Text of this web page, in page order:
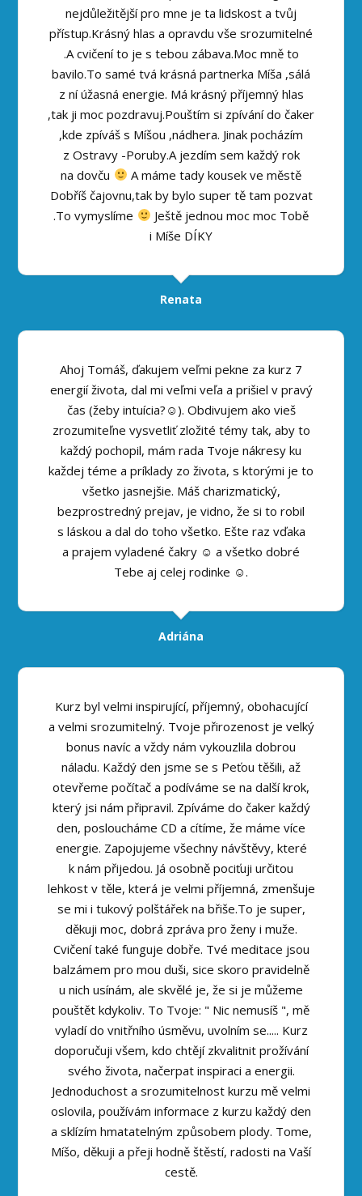
nejdůležitější pro mne je ta lidskost a tvůj
přístup.Krásný hlas a opravdu vše srozumitelné
.A cvičení to je s tebou zábava.Moc mně to
bavilo.To samé tvá krásná partnerka Míša ,sálá
z ní úžasná energie. Má krásný příjemný hlas
,tak ji moc pozdravuj.Pouštím si zpívání do čaker
,kde zpíváš s Míšou ,nádhera. Jinak pocházím
z Ostravy -Poruby.A jezdím sem každý rok
na dovču
A máme tady kousek ve městě
Dobříš čajovnu,tak by bylo super tě tam pozvat
.To vymyslíme
Ještě jednou moc moc Tobě
i Míše DÍKY
Renata
Ahoj Tomáš, ďakujem veľmi pekne za kurz 7
energií života, dal mi veľmi veľa a prišiel v pravý
čas (žeby intuícia?☺). Obdivujem ako vieš
zrozumiteľne vysvetliť zložité témy tak, aby to
každý pochopil, mám rada Tvoje nákresy ku
každej téme a príklady zo života, s ktorými je to
všetko jasnejšie. Máš charizmatický,
bezprostredný prejav, je vidno, že si to robil
s láskou a dal do toho všetko. Ešte raz vďaka
a prajem vyladené čakry ☺ a všetko dobré
Tebe aj celej rodinke ☺.
Adriána
Kurz byl velmi inspirující, příjemný, obohacující
a velmi srozumitelný. Tvoje přirozenost je velký
bonus navíc a vždy nám vykouzlila dobrou
náladu. Každý den jsme se s Peťou těšili, až
otevřeme počítač a podíváme se na další krok,
který jsi nám připravil. Zpíváme do čaker každý
den, posloucháme CD a cítíme, že máme více
energie. Zapojujeme všechny návštěvy, které
k nám přijedou. Já osobně pociťuji určitou
lehkost v těle, která je velmi příjemná, zmenšuje
se mi i tukový polštářek na břiše.To je super,
děkuji moc, dobrá zpráva pro ženy i muže.
Cvičení také funguje dobře. Tvé meditace jsou
balzámem pro mou duši, sice skoro pravidelně
u nich usínám, ale skvělé je, že si je můžeme
pouštět kdykoliv. To Tvoje: " Nic nemusíš ", mě
vyladí do vnitřního úsměvu, uvolním se..... Kurz
doporučuji všem, kdo chtějí zkvalitnit prožívání
svého života, načerpat inspiraci a energii.
Jednoduchost a srozumitelnost kurzu mě velmi
oslovila, používám informace z kurzu každý den
a sklízím hmatatelným způsobem plody. Tome,
Míšo, děkuji a přeji hodně štěstí, radosti na Vaší
cestě.